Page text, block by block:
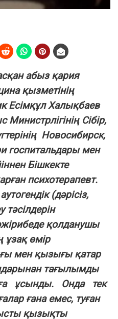
абыз қария
қызметінің
Есімқұл Халықбаев
Сібір,
Новосибирск,
госпитальдары мен
Бішкекте
психотерапевт.
(дәрісіз,
қолданушы
ұзақ өмір
мен қызығы қатар
тағылымды
ұсынды. Онда тек
ғана емес, туған
қызықты